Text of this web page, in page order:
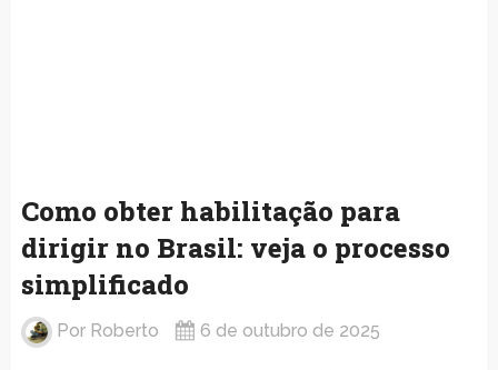
Como obter habilitação para
dirigir no Brasil: veja o processo
simplificado
Por Roberto 6 de outubro de 2025